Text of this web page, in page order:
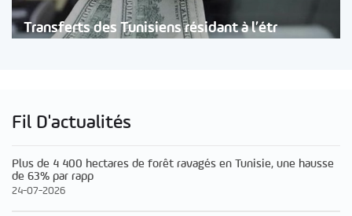
Transferts des Tunisiens résidant à l’étr
Fil D'actualités
Plus de 4 400 hectares de forêt ravagés en Tunisie, une hausse
de 63% par rapp
24-07-2026